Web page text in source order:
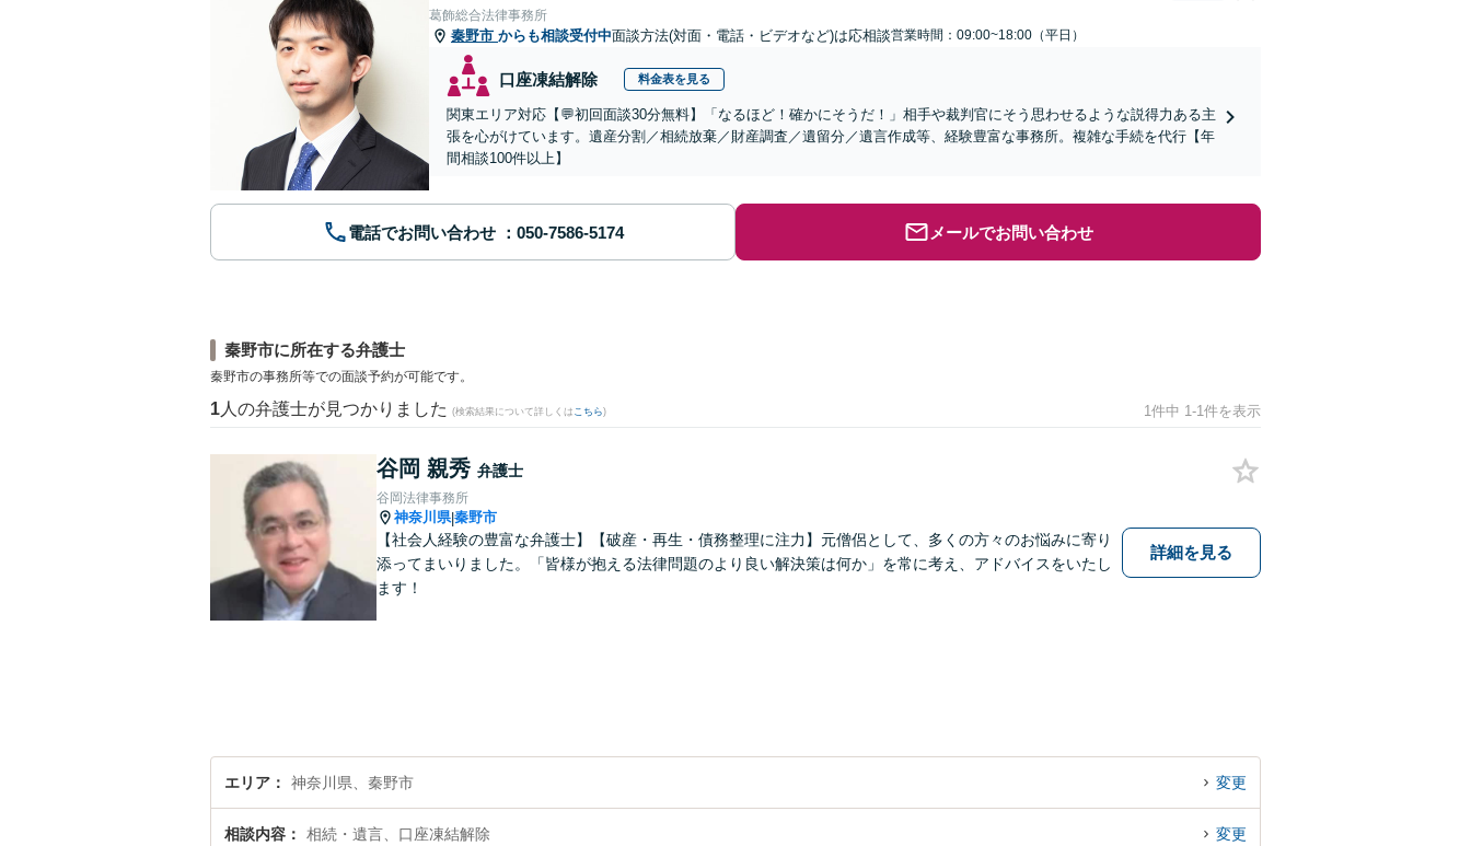
葛飾総合法律事務所
秦野市 からも相談受付中面談方法(対面・電話・ビデオなど)は応相談営業時間：09:00~18:00（平日）
口座凍結解除 料金表を見る
関東エリア対応【💬初回面談30分無料】「なるほど！確かにそうだ！」相手や裁判官にそう思わせるような説得力ある主
張を心がけています。遺産分割／相続放棄／財産調査／遺留分／遺言作成等、経験豊富な事務所。複雑な手続を代行【年
間相談100件以上】
電話でお問い合わせ メールでお問い合わせ
秦野市に所在する弁護士
秦野市の事務所等での面談予約が可能です。
1 人の弁護士が見つかりました (検索結果について詳しくは こちら) 1件中 1-1件を表示
谷岡 親秀 弁護士
谷岡法律事務所
神奈川県|秦野市
【社会人経験の豊富な弁護士】【破産・再生・債務整理に注力】元僧侶として、多くの方々のお悩みに寄り
添ってまいりました。「皆様が抱える法律問題のより良い解決策は何か」を常に考え、アドバイスをいたし
ます！
詳細を見る
エリア 神奈川県、秦野市 変更
相談内容 相続・遺言、口座凍結解除 変更